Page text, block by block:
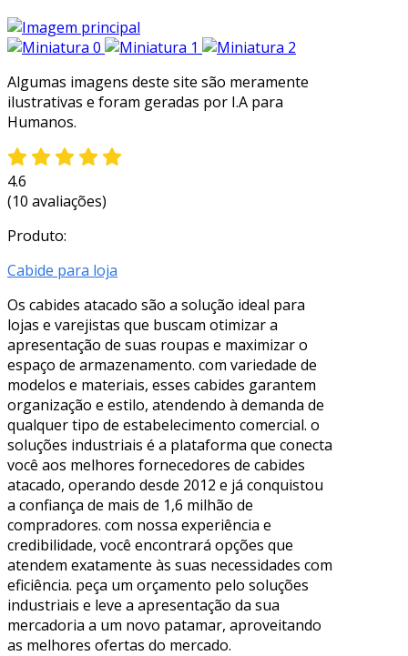
Algumas imagens deste site são meramente
ilustrativas e foram geradas por I.A para
Humanos.
4.6
(10 avaliações)
Produto:
Cabide para loja
Os cabides atacado são a solução ideal para
lojas e varejistas que buscam otimizar a
apresentação de suas roupas e maximizar o
espaço de armazenamento. com variedade de
modelos e materiais, esses cabides garantem
organização e estilo, atendendo à demanda de
qualquer tipo de estabelecimento comercial. o
soluções industriais é a plataforma que conecta
você aos melhores fornecedores de cabides
atacado, operando desde 2012 e já conquistou
a confiança de mais de 1,6 milhão de
compradores. com nossa experiência e
credibilidade, você encontrará opções que
atendem exatamente às suas necessidades com
eficiência. peça um orçamento pelo soluções
industriais e leve a apresentação da sua
mercadoria a um novo patamar, aproveitando
as melhores ofertas do mercado.